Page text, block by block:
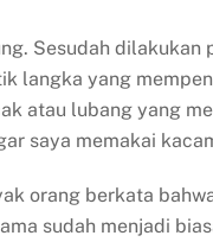
Sesudah dilakukan
langka yang
atau lubang yang
saya memakai
orang berkata
sudah menjadi